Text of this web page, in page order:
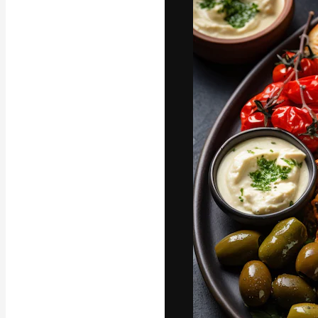
La piattaforma
migliori lavori.
creativi,
Italiano
Copyright ©